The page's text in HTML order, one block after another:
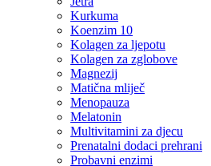
Kurkuma
Koenzim 10
Kolagen za ljepotu
Kolagen za zglobove
Magnezij
Matična mliječ
Menopauza
Melatonin
Multivitamini za djecu
Prenatalni dodaci prehrani
Probavni enzimi